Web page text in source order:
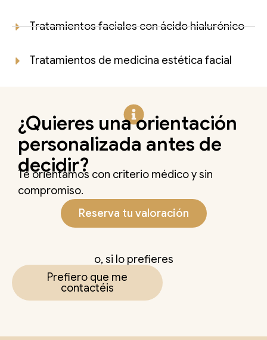
Tratamientos faciales con ácido hialurónico
Tratamientos de medicina estética facial
¿Quieres una orientación
personalizada antes de
decidir?
Te orientamos con criterio médico y sin
compromiso.
Reserva tu valoración
o, si lo prefieres
Prefiero que me
contactéis